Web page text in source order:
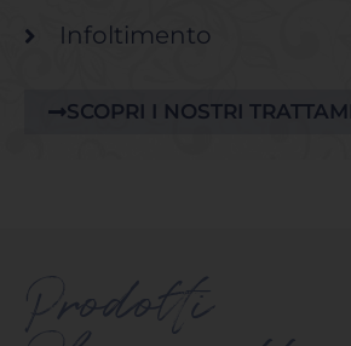
Infoltimento
SCOPRI I NOSTRI
Prodotti